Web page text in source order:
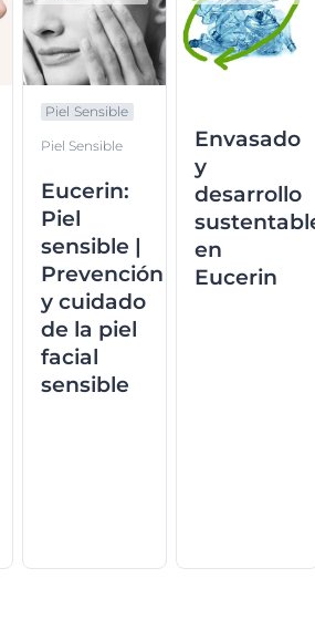
Piel Sensible
Piel Sensible
Eucerin:
Piel
sensible |
Prevención
y cuidado
de la piel
facial
sensible
Envasado
y
desarrollo
en
Eucerin